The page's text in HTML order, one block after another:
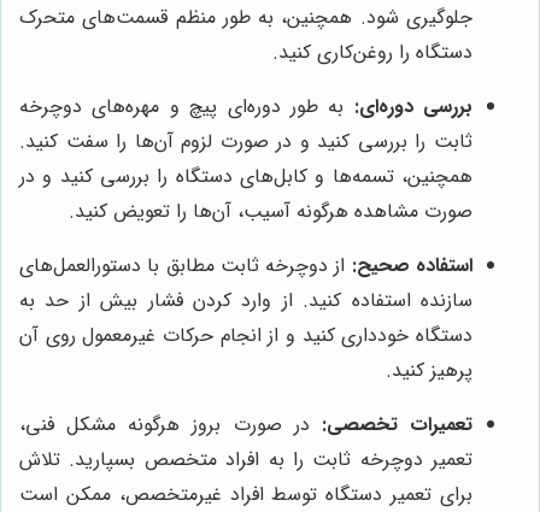
جلوگیری شود. همچنین، به طور منظم قسمت‌های متحرک
دستگاه را روغن‌کاری کنید.
بررسی دوره‌ای: به طور دوره‌ای پیچ و مهره‌های دوچرخه
ثابت را بررسی کنید و در صورت لزوم آن‌ها را سفت کنید.
همچنین، تسمه‌ها و کابل‌های دستگاه را بررسی کنید و در
صورت مشاهده هرگونه آسیب، آن‌ها را تعویض کنید.
استفاده صحیح: از دوچرخه ثابت مطابق با دستورالعمل‌های
سازنده استفاده کنید. از وارد کردن فشار بیش از حد به
دستگاه خودداری کنید و از انجام حرکات غیرمعمول روی آن
پرهیز کنید.
تعمیرات تخصصی: در صورت بروز هرگونه مشکل فنی،
تعمیر دوچرخه ثابت را به افراد متخصص بسپارید. تلاش
برای تعمیر دستگاه توسط افراد غیرمتخصص، ممکن است